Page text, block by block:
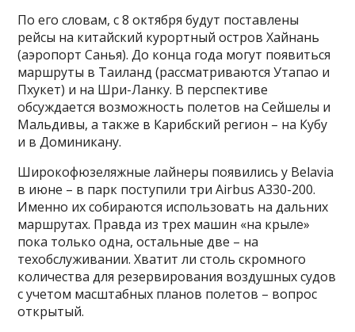
По его словам, с 8 октября будут поставлены
рейсы на китайский курортный остров Хайнань
(аэропорт Санья). До конца года могут появиться
маршруты в Таиланд (рассматриваются Утапао и
Пхукет) и на Шри-Ланку. В перспективе
обсуждается возможность полетов на Сейшелы и
Мальдивы, а также в Карибский регион – на Кубу
и в Доминикану.
Широкофюзеляжные лайнеры появились у Belavia
в июне – в парк поступили три Airbus A330-200.
Именно их собираются использовать на дальних
маршрутах. Правда из трех машин «на крыле»
пока только одна, остальные две – на
техобслуживании. Хватит ли столь скромного
количества для резервирования воздушных судов
с учетом масштабных планов полетов – вопрос
открытый.